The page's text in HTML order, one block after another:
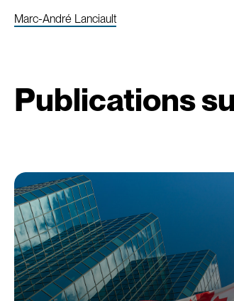
Marc-André Lanciault
Publications